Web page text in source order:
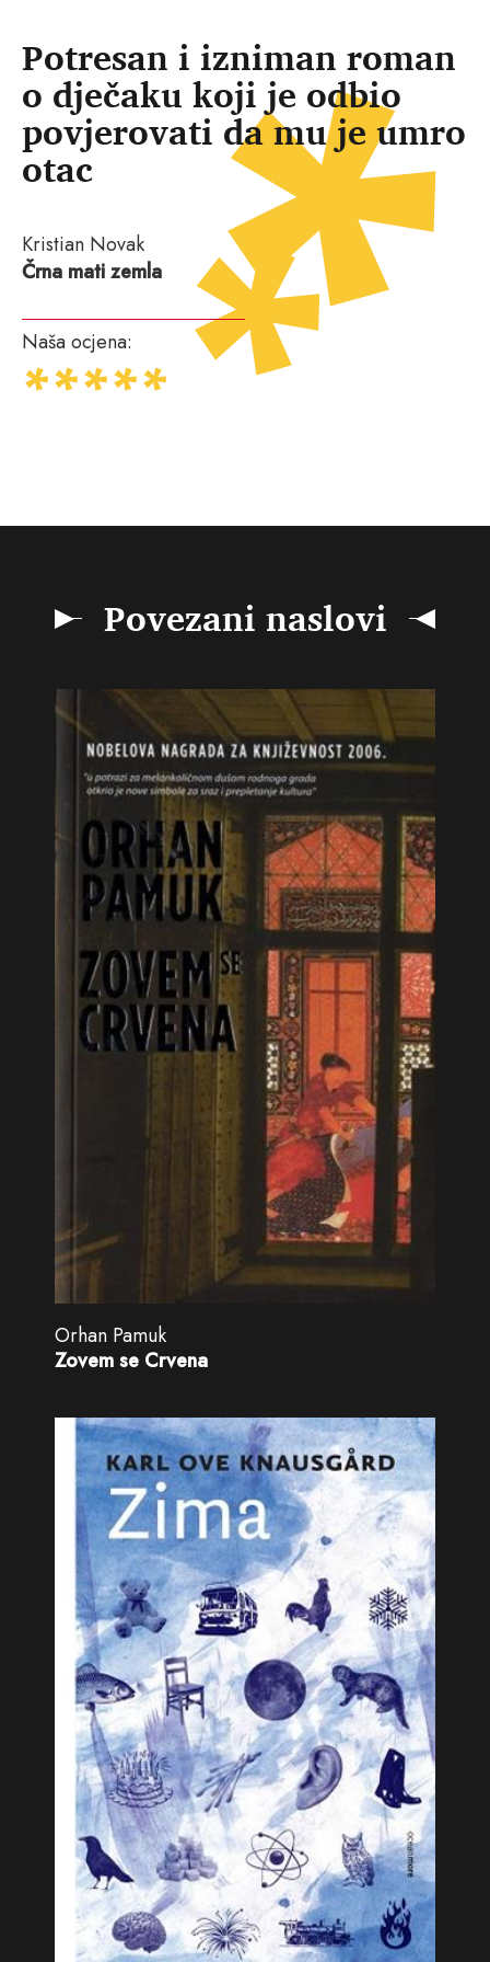
Potresan i izniman roman
o dječaku koji je odbio
povjerovati da mu je umro
otac
Kristian Novak
Črna mati zemla
Naša ocjena:
Povezani naslovi
Orhan Pamuk
Zovem se Crvena